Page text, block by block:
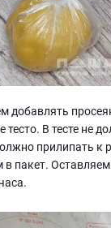
добавлять
В тесте не
прилипать к
в пакет.